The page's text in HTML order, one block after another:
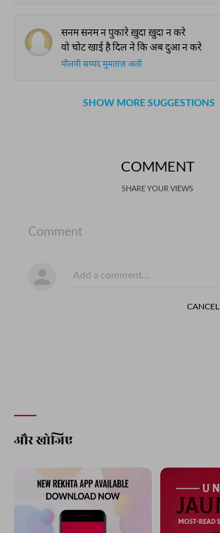
सनम सनम न पुकारे ख़ुदा ख़ुदा न करे
वो चोट खाई है दिल ने कि अब दुआ न करे
मौलवी सय्यद मुमताज़ अली
SHOW MORE SUGGESTIONS
COMMENT
SHARE YOUR VIEWS
Comment
CANCEL
और खोजिए